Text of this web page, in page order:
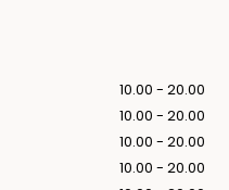
10.00 - 20.00
10.00 - 20.00
10.00 - 20.00
10.00 - 20.00